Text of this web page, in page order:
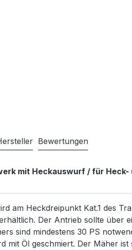
Bewertungen
mit Heckauswurf / für Heck-
am Heckdreipunkt Kat.1 des
Der Antrieb sollte über
sind mindestens 30 PS
mit Öl geschmiert. Der Mäher